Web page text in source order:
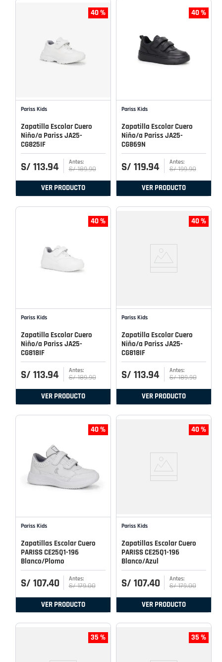
40 %
Pariss Kids
Zapatilla Escolar Cuero
Niño/a Pariss JA25-
CG825IF
S/ 113.94 S/ 189.90
VER PRODUCTO
40 %
Pariss Kids
Zapatilla Escolar Cuero
Niño/a Pariss JA25-
CG869N
S/ 119.94 S/ 199.90
VER PRODUCTO
40 %
Pariss Kids
Zapatilla Escolar Cuero
Niño/a Pariss JA25-
CG818IF
S/ 113.94 S/ 189.90
VER PRODUCTO
40 %
Pariss Kids
Zapatilla Escolar Cuero
Niño/a Pariss JA25-
CG818IF
S/ 113.94 S/ 189.90
VER PRODUCTO
40 %
Pariss Kids
Zapatillas Escolar Cuero
PARISS CE25Q1-196
Blanco/Plomo
S/ 107.40 S/ 179.00
VER PRODUCTO
40 %
Pariss Kids
Zapatillas Escolar Cuero
PARISS CE25Q1-196
Blanco/Azul
S/ 107.40 S/ 179.00
VER PRODUCTO
35 % 35 %